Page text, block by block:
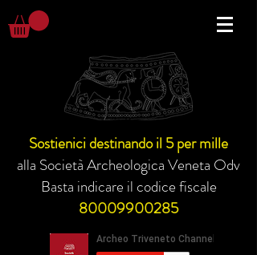
Sostienici destinando il 5 per mille
alla Società Archeologica Veneta Odv
Basta indicare il codice fiscale
80009900285